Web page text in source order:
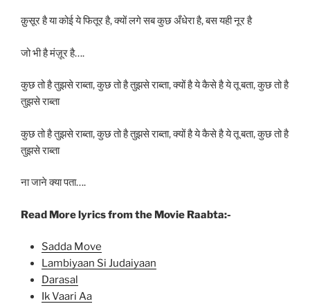
क़ुसूर है या कोई ये फितूर है, क्यों लगे सब कुछ अँधेरा है, बस यही नूर है
जो भी है मंज़ूर है….
कुछ तो है तुझसे राब्ता, कुछ तो है तुझसे राब्ता, क्यों है ये कैसे है ये तू बता, कुछ तो है
तुझसे राब्ता
कुछ तो है तुझसे राब्ता, कुछ तो है तुझसे राब्ता, क्यों है ये कैसे है ये तू बता, कुछ तो है
तुझसे राब्ता
ना जाने क्या पता….
Read More lyrics from the Movie Raabta:-
Sadda Move
Lambiyaan Si Judaiyaan
Darasal
Ik Vaari Aa